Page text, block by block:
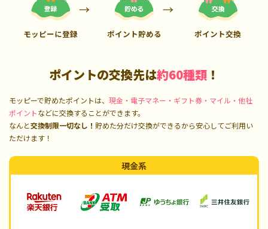
モッピーに登録 ポイント貯める ポイント交換
ポイントの交換先は約60種類 ！
モッピーで貯めたポイントは、 現金・電子マネー・ギフト券・マイル・他社
ポイントなどに交換することができます。
なんと交換制限一切なし！ 貯めた分だけ交換ができるから安心してご利用い
ただけます！
現金系